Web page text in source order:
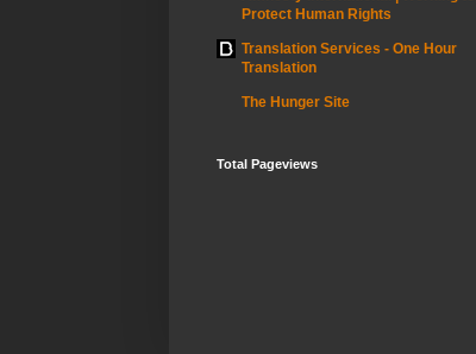
Protect Human Rights
Translation Services - One Hour
Translation
The Hunger Site
Total Pageviews